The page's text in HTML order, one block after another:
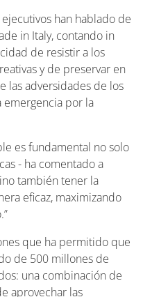
han hablado de
in Italy, contando in
de resistir a los
y de preservar en
las adversidades de los
emergencia por la
es fundamental no solo
- ha comentado a
también tener la
eficaz, maximizando
que ha permitido que
de 500 millones de
una combinación de
aprovechar las